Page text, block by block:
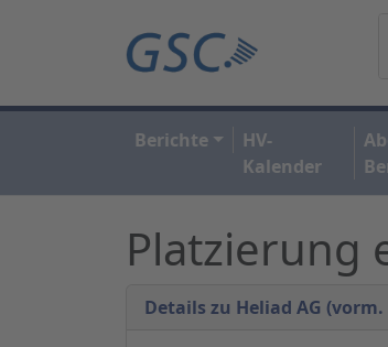
Berichte
HV-
Kalender
Platzierung
Details zu Heliad AG (vorm.